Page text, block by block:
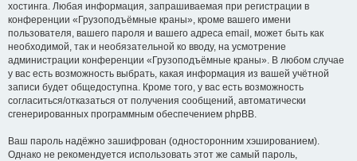
хостинга. Любая информация, запрашиваемая при регистрации в
конференции «Грузоподъёмные краны», кроме вашего имени
пользователя, вашего пароля и вашего адреса email, может быть как
необходимой, так и необязательной ко вводу, на усмотрение
администрации конференции «Грузоподъёмные краны». В любом случае
у вас есть возможность выбрать, какая информация из вашей учётной
записи будет общедоступна. Кроме того, у вас есть возможность
согласиться/отказаться от получения сообщений, автоматически
сгенерированных программным обеспечением phpBB.
Ваш пароль надёжно зашифрован (односторонним хэшированием).
Однако не рекомендуется использовать этот же самый пароль,